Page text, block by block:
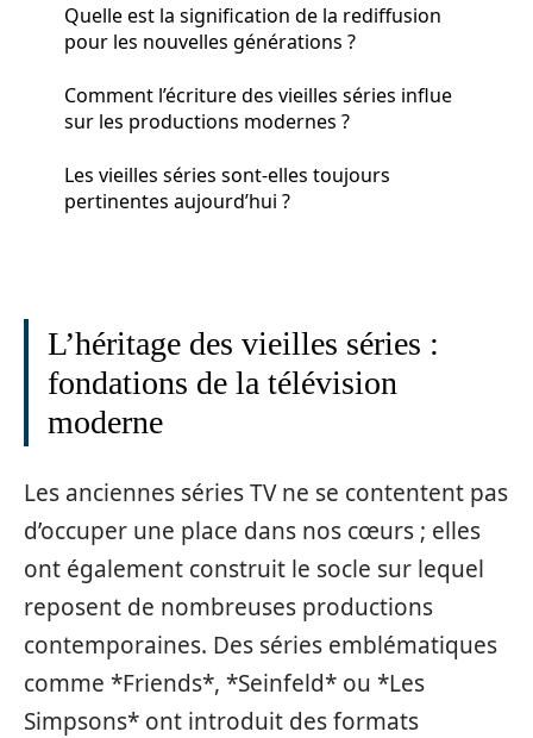
Quelle est la signification de la rediffusion
pour les nouvelles générations ?
Comment l’écriture des vieilles séries influe
sur les productions modernes ?
Les vieilles séries sont-elles toujours
pertinentes aujourd’hui ?
L’héritage des vieilles séries :
fondations de la télévision
moderne
Les anciennes séries TV ne se contentent pas
d’occuper une place dans nos cœurs ; elles
ont également construit le socle sur lequel
reposent de nombreuses productions
contemporaines. Des séries emblématiques
comme *Friends*, *Seinfeld* ou *Les
Simpsons* ont introduit des formats